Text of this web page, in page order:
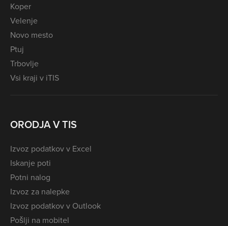
Koper
Velenje
Novo mesto
Ptuj
Trbovlje
Vsi kraji v iTIS
ORODJA V TIS
Izvoz podatkov v Excel
Iskanje poti
Potni nalog
Izvoz za nalepke
Izvoz podatkov v Outlook
Pošlji na mobitel